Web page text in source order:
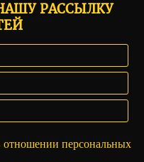
РАССЫЛКУ
отношении персональных